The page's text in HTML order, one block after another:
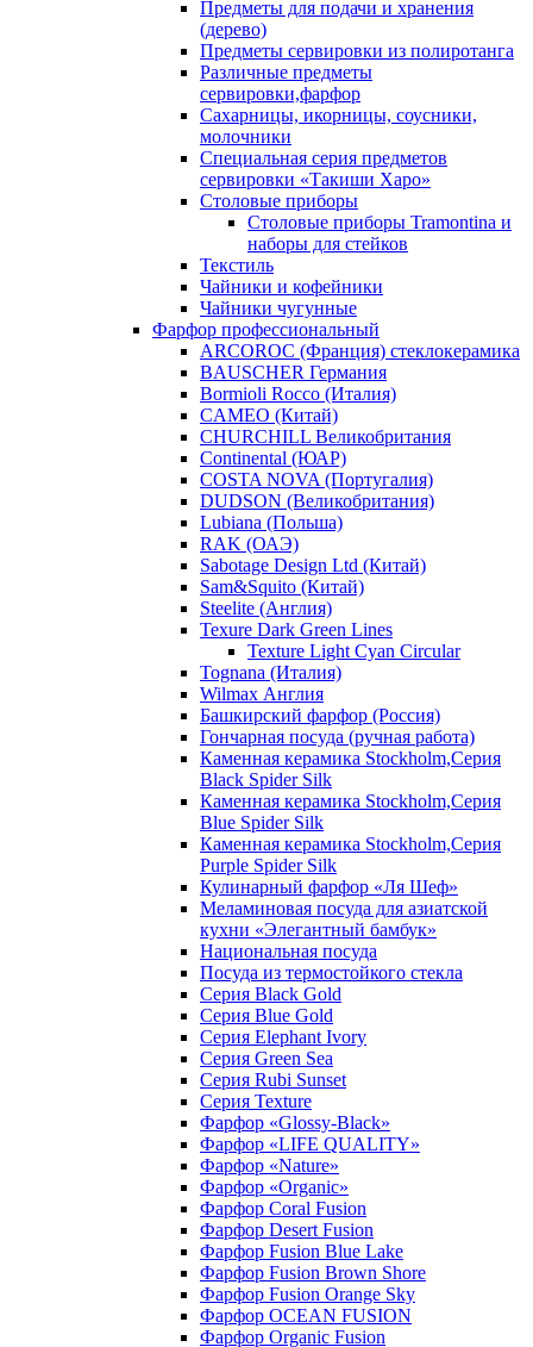
Предметы для подачи и хранения
(дерево)
Предметы сервировки из полиротанга
Различные предметы
сервировки,фарфор
Сахарницы, икорницы, соусники,
молочники
Специальная серия предметов
сервировки «Такиши Харо»
Столовые приборы
Столовые приборы Trаmоntina и
наборы для стейков
Текстиль
Чайники и кофейники
Чайники чугунные
Фарфор профессиональный
ARCOROC (Франция) стеклокерамика
BAUSCHER Германия
Bormioli Rocco (Италия)
CAMEO (Китай)
CHURCHILL Великобритания
Continental (ЮАР)
COSTA NOVA (Португалия)
DUDSON (Великобритания)
Lubiana (Польша)
RAK (ОАЭ)
Sabotage Design Ltd (Китай)
Sam&Squito (Китай)
Steelite (Англия)
Texure Dark Green Lines
Texture Light Cyan Circular
Tognana (Италия)
Wilmax Англия
Башкирский фарфор (Россия)
Гончарная посуда (ручная работа)
Каменная керамика Stockholm,Серия
Black Spider Silk
Каменная керамика Stockholm,Серия
Blue Spider Silk
Каменная керамика Stockholm,Серия
Purple Spider Silk
Кулинарный фарфор «Ля Шеф»
Меламиновая посуда для азиатской
кухни «Элегантный бамбук»
Национальная посуда
Посуда из термостойкого стекла
Серия Black Gold
Серия Blue Gold
Серия Elephant Ivory
Серия Green Sea
Серия Rubi Sunset
Серия Texture
Фарфор «Glossy-Black»
Фарфор «LIFE QUALITY»
Фарфор «Nature»
Фарфор «Organic»
Фарфор Coral Fusion
Фарфор Desert Fusion
Фарфор Fusion Blue Lake
Фарфор Fusion Brown Shore
Фарфор Fusion Orange Sky
Фарфор OCEAN FUSION
Фарфор Organic Fusion